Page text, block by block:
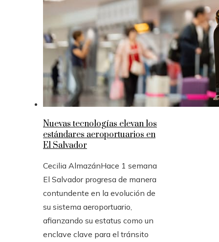
Nuevas tecnologías elevan los
estándares aeroportuarios en
El Salvador
Cecilia AlmazánHace 1 semana
El Salvador progresa de manera
contundente en la evolución de
su sistema aeroportuario,
afianzando su estatus como un
enclave clave para el tránsito